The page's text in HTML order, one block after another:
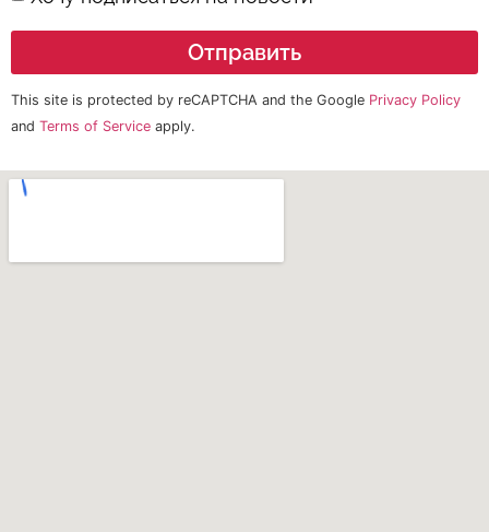
Отправить
This site is protected by reCAPTCHA and the Google Privacy Policy
and Terms of Service apply.